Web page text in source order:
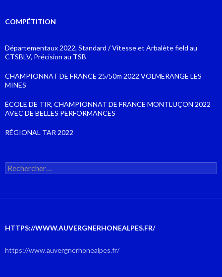
COMPÉTITION
Départementaux 2022, Standard / Vitesse et Arbalète field au
CTSBLV, Précision au TSB
CHAMPIONNAT DE FRANCE 25/50m 2022 VOLMERANGE LES
MINES
ÉCOLE DE TIR, CHAMPIONNAT DE FRANCE MONTLUÇON 2022
AVEC DE BELLES PERFORMANCES
RÉGIONAL TAR 2022
Rechercher :
HTTPS://WWW.AUVERGNERHONEALPES.FR/
https://www.auvergnerhonealpes.fr/